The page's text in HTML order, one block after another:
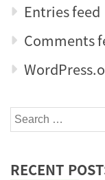
Entries feed
Comments
Search
for:
RECENT